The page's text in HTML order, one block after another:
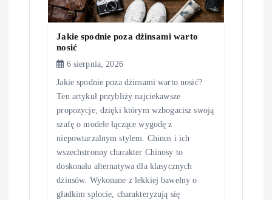
Jakie spodnie poza dżinsami warto
nosić
6 sierpnia, 2026
Jakie spodnie poza dżinsami warto nosić?
Ten artykuł przybliży najciekawsze
propozycje, dzięki którym wzbogacisz swoją
szafę o modele łączące wygodę z
niepowtarzalnym stylem. Chinos i ich
wszechstronny charakter Chinosy to
doskonała alternatywa dla klasycznych
dżinsów. Wykonane z lekkiej bawełny o
gładkim splocie, charakteryzują się